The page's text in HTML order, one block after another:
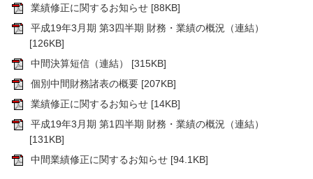
業績修正に関するお知らせ[88KB]
平成19年3月期 第3四半期 財務・業績の概況（連結）
[126KB]
中間決算短信（連結）
[315KB]
個別中間財務諸表の概要[207KB]
業績修正に関するお知らせ[14KB]
平成19年3月期 第1四半期 財務・業績の概況（連結）
[131KB]
中間業績修正に関するお知らせ[94.1KB]